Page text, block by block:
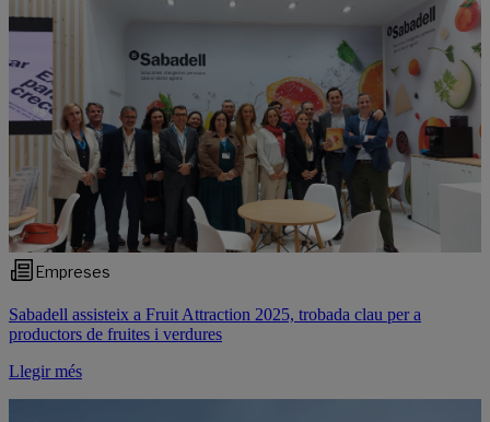
Empreses
Sabadell assisteix a Fruit Attraction 2025, trobada clau per a
productors de fruites i verdures
Llegir més